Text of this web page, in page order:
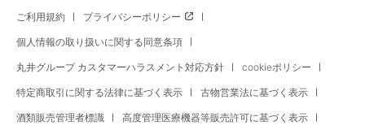
ご利用規約 プライバシーポリシー
個人情報の取り扱いに関する同意条項
丸井グループ カスタマーハラスメント対応方針 cookieポリシー
特定商取引に関する法律に基づく表示 古物営業法に基づく表示
酒類販売管理者標識 高度管理医療機器等販売許可に基づく表示